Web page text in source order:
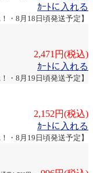
ｶｰﾄに入れる
・8月18日頃発送予定】
2,471円(税込)
ｶｰﾄに入れる
・8月19日頃発送予定】
2,152円(税込)
ｶｰﾄに入れる
・8月19日頃発送予定】